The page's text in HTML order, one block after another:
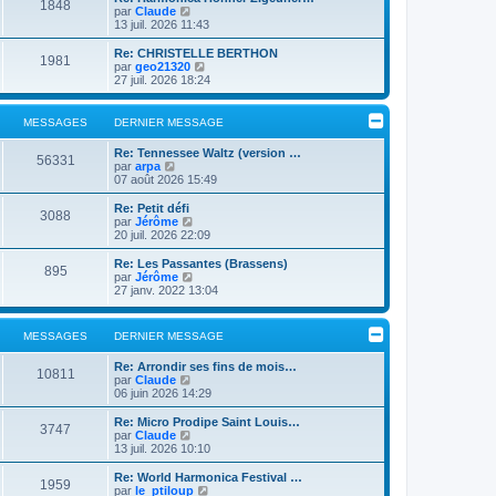
a
e
i
e
r
m
e
s
a
g
e
e
e
d
n
i
r
m
1848
par Claude
o
n
s
u
l
e
r
l
e
d
r
n
e
r
m
e
s
s
g
13 juil. 2026 11:43
1981
Re: CHRISTELLE BERTHON
par geo21320
o
n
s
u
e
l
e
r
n
i
r
m
e
s
s
a
g
27 juil. 2026 18:24
MESSAGES DERNIER MESSAGE
56331
Re: Tennessee Waltz (version …
par arpa
o
n
s
u
l
r
l
e
d
e
r
n
i
e
r
m
e
s
s
a
g
e
07 août 2026 15:49
3088
Re: Petit défi
par Jérôme
o
n
s
l
e
l
e
d
r
n
i
r
m
e
s
20 juil. 2026 22:09
895
Re: Les Passantes (Brassens)
par Jérôme
o
s
l
t
e
l
e
d
r
n
i
e
27 janv. 2022 13:04
MESSAGES DERNIER MESSAGE
10811
Re: Arrondir ses fins de mois…
par Claude
o
n
s
l
r
06 juin 2026 14:29
3747
Re: Micro Prodipe Saint Louis…
par Claude
o
n
s
u
13 juil. 2026 10:10
1959
Re: World Harmonica Festival …
par le_ptiloup